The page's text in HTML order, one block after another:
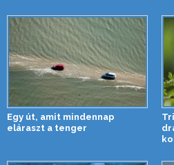
Egy út, amit mindennap
eláraszt a tenger